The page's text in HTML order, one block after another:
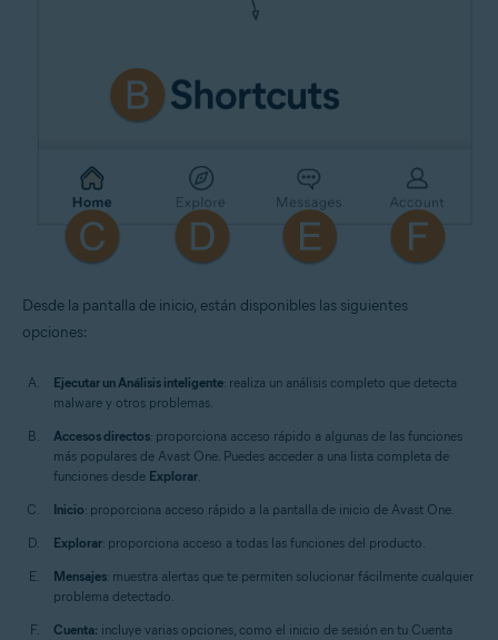
Desde la pantalla de inicio, están disponibles las siguientes
opciones:
Ejecutar un Análisis inteligente: realiza un análisis completo que detecta
malware y otros problemas.
Accesos directos: proporciona acceso rápido a algunas de las funciones
más populares de Avast One. Puedes acceder a una lista completa de
funciones desde Explorar.
Inicio: proporciona acceso rápido a la pantalla de inicio de Avast One.
Explorar: proporciona acceso a todas las funciones del producto.
Mensajes: muestra alertas que te permiten solucionar fácilmente cualquier
problema detectado.
Cuenta: incluye varias opciones, como el inicio de sesión en tu Cuenta